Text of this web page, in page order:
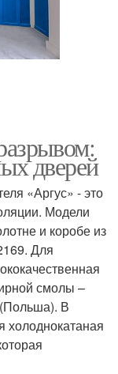
дверей
«Аргус» - это
Модели
и коробе из
Для
смолы –
В
холоднокатаная